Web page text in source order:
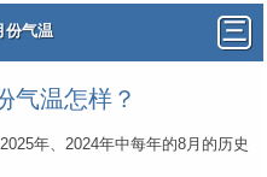
份气温
气温怎样？
年、2024年中每年的8月的历史